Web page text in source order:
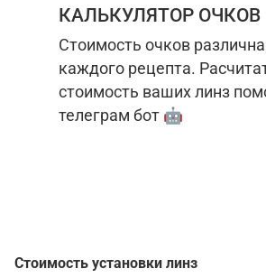
КАЛЬКУЛЯТОР ОЧКОВ
Стоимость очков
каждого рецепта.
стоимость ваших линз
телеграм бот 🤖
Стоимость установки линз